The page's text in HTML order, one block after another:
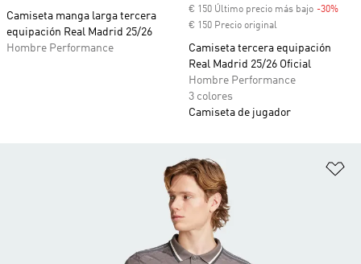
Camiseta manga larga tercera
equipación Real Madrid 25/26
Hombre Performance
€ 150 Último precio más bajo -30%
€ 150 Precio original
Camiseta tercera equipación
Real Madrid 25/26 Oficial
Hombre Performance
3 colores
Camiseta de jugador